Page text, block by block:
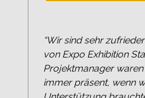
“Wir sind sehr
von Expo Exhibition
Projektmanager
immer präsent, wenn